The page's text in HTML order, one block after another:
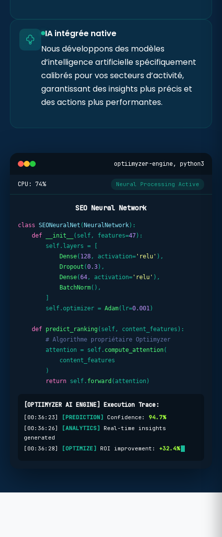
IA intégrée native
Nous développons des modèles
d’intelligence artificielle spécifiquement
calibrés pour vos secteurs d’activité,
garantissant des insights plus précis et
des actions plus performantes.
optiimyzer-engine, python3
CPU: 74% Neural Processing Active
SEO Neural Network
class SEONeuralNet (NeuralNetwork):
def
__init__ (self, features=47):
Dense( 128 , activation= 'relu' ),
Dropout (0.3),
Dense(64 , activation= 'relu' ),
BatchNorm(),
        self.optimizer =
Adam(lr=0.001 )
def predict_ranking(self, content_features):
# Algorithme propriétaire Optiimyzer
        attention = self.
compute_attention(
return self. forward(attention)
[OPTIIMYZER AI ENGINE] Execution Trace:
[00:36:23] [PREDICTION] Confidence: 94.7%
[00:36:26]
[ANALYTICS] Real-time insights
generated
[00:36:28]
[OPTIMIZE] ROI improvement: +32.4%